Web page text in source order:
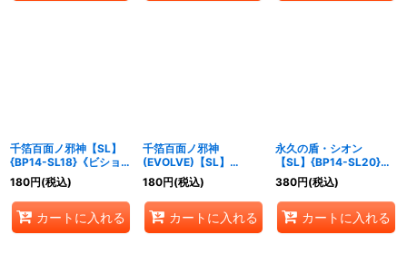
千箔百面ノ邪神【SL】
{BP14-SL18}《ビショッ
プ》
180円(税込)
カートに入れる
千箔百面ノ邪神
(EVOLVE)【SL】
{BP14-SL19}《ビショッ
プ》
180円(税込)
カートに入れる
永久の盾・シオン
【SL】{BP14-SL20}
《ビショップ》
380円(税込)
カートに入れる